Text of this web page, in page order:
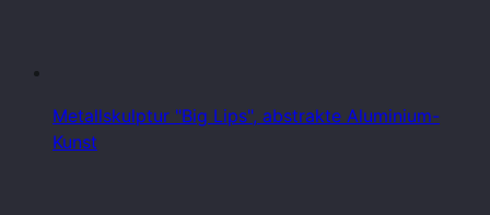
Metallskulptur "Big Lips", abstrakte Aluminium-
Kunst